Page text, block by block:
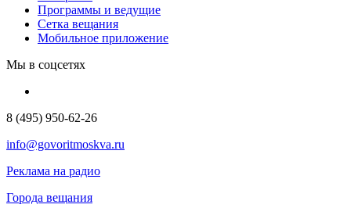
Программы и ведущие
Сетка вещания
Мобильное приложение
Мы в соцсетях
8 (495) 950-62-26
info@govoritmoskva.ru
Реклама на радио
Города вещания